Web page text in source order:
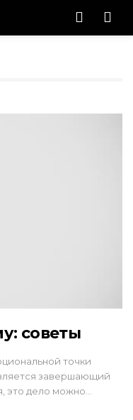
советы
точки
завершающий
это дело можно…